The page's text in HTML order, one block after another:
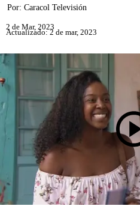
Por: Caracol Televisión
2 de Mar, 2023
Actualizado: 2 de mar, 2023